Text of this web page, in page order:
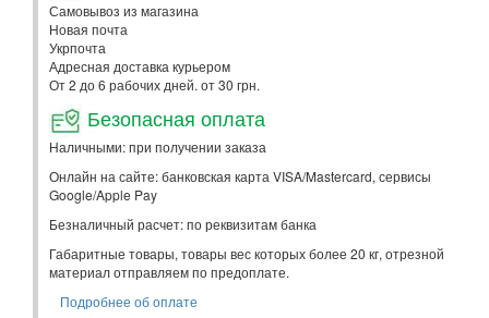
Самовывоз из магазина
Новая почта
Укрпочта
Адресная доставка курьером
От 2 до 6 рабочих дней. от 30 грн.
Безопасная оплата
Наличными: при получении заказа
Онлайн на сайте: банковская карта VISA/Mastercard, сервисы
Google/Apple Pay
Безналичный расчет: по реквизитам банка
Габаритные товары, товары вес которых более 20 кг, отрезной
материал отправляем по предоплате.
Подробнее об оплате